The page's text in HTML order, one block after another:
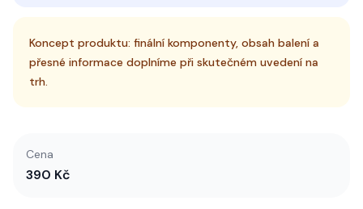
Koncept produktu: finální komponenty, obsah balení a
přesné informace doplníme při skutečném uvedení na
trh.
Cena
390 Kč